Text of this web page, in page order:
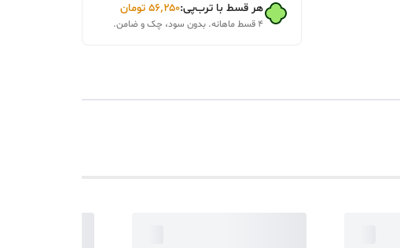
هر قسط با ترب‌پی:۵۶٬۲۵۰ تومان
۴ قسط ماهانه. بدون سود، چک و ضامن.